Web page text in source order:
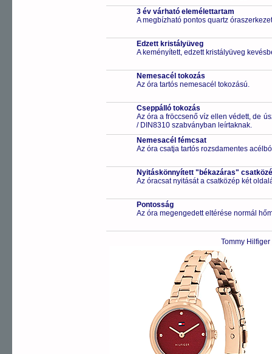
3 év várható elemélettartam
A megbízható pontos quartz
Edzett kristályüveg
A keményített, edzett kristályüveg
Nemesacél tokozás
Az óra tartós nemesacél tokozású.
Cseppálló tokozás
Az óra a fröccsenő víz ellen védett, de
/ DIN8310 szabványban leírtaknak.
Nemesacél fémcsat
Az óra csatja tartós rozsdamentes
Nyitáskönnyített "békazáras"
Az óracsat nyitását a csatközép két
Pontosság
Az óra megengedett eltérése normál
Tommy